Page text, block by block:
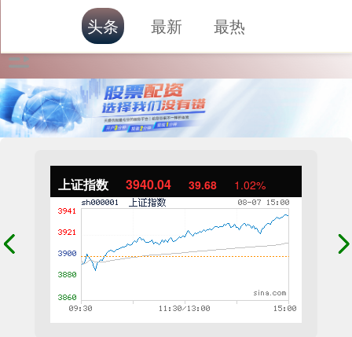
上证指数 3940.04 39.68 1.02%
头条 最新 最热